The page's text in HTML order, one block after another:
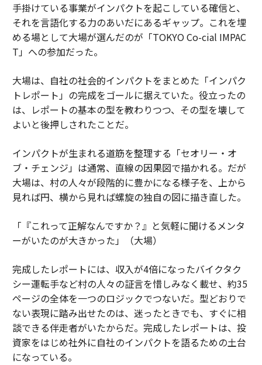
手掛けている事業がインパクトを起こしている確信と、
それを言語化する力のあいだにあるギャップ。これを埋
める場として大場が選んだのが「TOKYO Co-cial IMPAC
T」への参加だった。
大場は、自社の社会的インパクトをまとめた「インパク
トレポート」の完成をゴールに据えていた。役立ったの
は、レポートの基本の型を教わりつつ、その型を壊して
よいと後押しされたことだ。
インパクトが生まれる道筋を整理する「セオリー・オ
ブ・チェンジ」は通常、直線の因果図で描かれる。だが
大場は、村の人々が段階的に豊かになる様子を、上から
見れば円、横から見れば螺旋の独自の図に描き直した。
「『これって正解なんですか？』と気軽に聞けるメンタ
ーがいたのが大きかった」（大場）
完成したレポートには、収入が4倍になったバイクタク
シー運転手など村の人々の証言を惜しみなく載せ、約35
ページの全体を一つのロジックでつないだ。型どおりで
ない表現に踏み出せたのは、迷ったときでも、すぐに相
談できる伴走者がいたからだ。完成したレポートは、投
資家をはじめ社外に自社のインパクトを語るための土台
になっている。